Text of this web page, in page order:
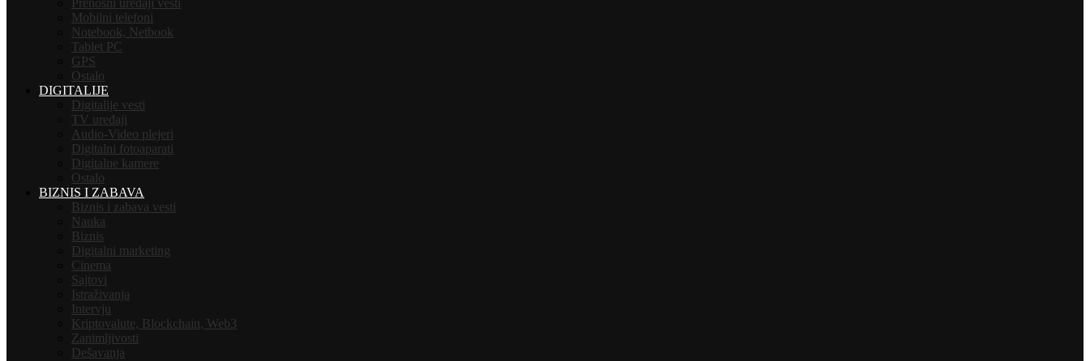
Prenosni uređaji vesti
Mobilni telefoni
Notebook, Netbook
Tablet PC
GPS
Ostalo
DIGITALIJE
Digitalije vesti
TV uređaji
Audio-Video plejeri
Digitalni fotoaparati
Digitalne kamere
Ostalo
BIZNIS I ZABAVA
Biznis i zabava vesti
Nauka
Biznis
Digitalni marketing
Cinema
Sajtovi
Istraživanja
Intervju
Kriptovalute, Blockchain, Web3
Zanimljivosti
Dešavanja